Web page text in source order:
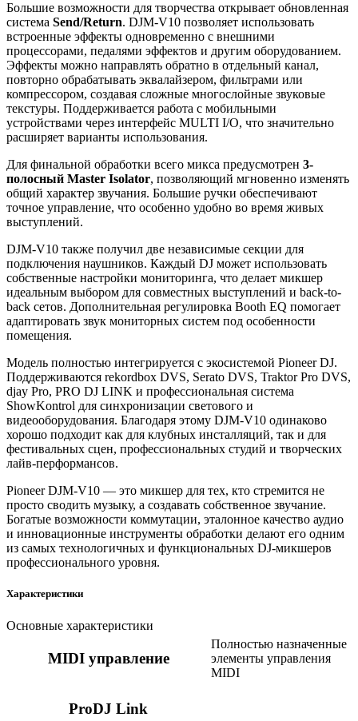
Большие возможности для творчества открывает обновленная
система Send/Return. DJM-V10 позволяет использовать
встроенные эффекты одновременно с внешними
процессорами, педалями эффектов и другим оборудованием.
Эффекты можно направлять обратно в отдельный канал,
повторно обрабатывать эквалайзером, фильтрами или
компрессором, создавая сложные многослойные звуковые
текстуры. Поддерживается работа с мобильными
устройствами через интерфейс MULTI I/O, что значительно
расширяет варианты использования.
Для финальной обработки всего микса предусмотрен 3-
полосный Master Isolator, позволяющий мгновенно изменять
общий характер звучания. Большие ручки обеспечивают
точное управление, что особенно удобно во время живых
выступлений.
DJM-V10 также получил две независимые секции для
подключения наушников. Каждый DJ может использовать
собственные настройки мониторинга, что делает микшер
идеальным выбором для совместных выступлений и back-to-
back сетов. Дополнительная регулировка Booth EQ помогает
адаптировать звук мониторных систем под особенности
помещения.
Модель полностью интегрируется с экосистемой Pioneer DJ.
Поддерживаются rekordbox DVS, Serato DVS, Traktor Pro DVS,
djay Pro, PRO DJ LINK и профессиональная система
ShowKontrol для синхронизации светового и
видеооборудования. Благодаря этому DJM-V10 одинаково
хорошо подходит как для клубных инсталляций, так и для
фестивальных сцен, профессиональных студий и творческих
лайв-перформансов.
Pioneer DJM-V10 — это микшер для тех, кто стремится не
просто сводить музыку, а создавать собственное звучание.
Богатые возможности коммутации, эталонное качество аудио
и инновационные инструменты обработки делают его одним
из самых технологичных и функциональных DJ-микшеров
профессионального уровня.
Характеристики
Основные характеристики
MIDI управление
Полностью назначенные
элементы управления
MIDI
ProDJ Link